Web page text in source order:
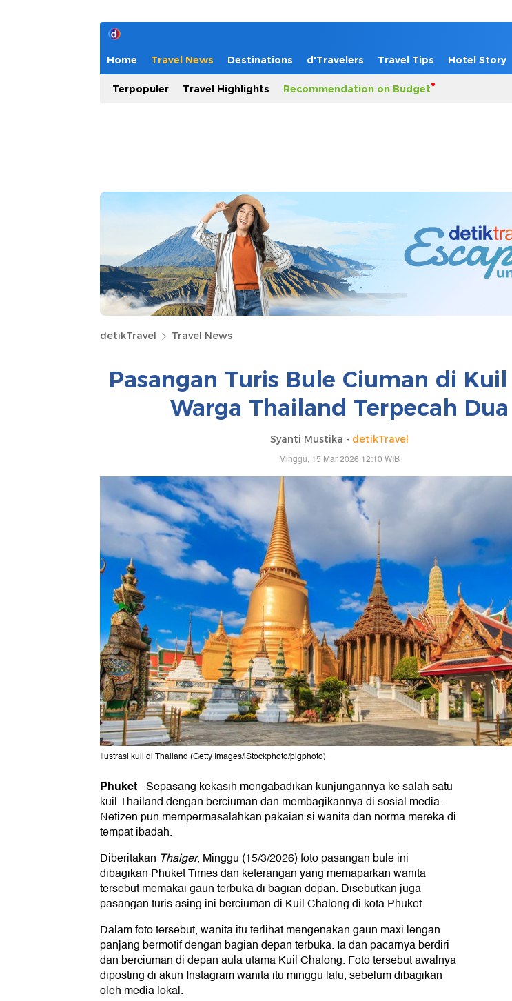
Home Travel News Destinations d'Travelers Travel Tips Hotel Story
Terpopuler Travel Highlights Recommendation on Budget
detikTravel Travel News
Pasangan Turis Bule Ciuman di
Warga Thailand Terpecah Dua
Syanti Mustika - detikTravel
Minggu, 15 Mar 2026 12:10 WIB
Ilustrasi kuil di Thailand (Getty Images/iStockphoto/pigphoto)
Phuket-Sepasang kekasih mengabadikan kunjungannya ke salah satu
kuil Thailand dengan berciuman dan membagikannya di sosial media.
Netizen pun mempermasalahkan pakaian si wanita dan norma mereka di
tempat ibadah.
Diberitakan Thaiger, Minggu (15/3/2026) foto pasangan bule ini
dibagikan Phuket Times dan keterangan yang memaparkan wanita
tersebut memakai gaun terbuka di bagian depan. Disebutkan juga
pasangan turis asing ini berciuman di Kuil Chalong di kota Phuket.
Dalam foto tersebut, wanita itu terlihat mengenakan gaun maxi lengan
panjang bermotif dengan bagian depan terbuka. Ia dan pacarnya berdiri
dan berciuman di depan aula utama Kuil Chalong. Foto tersebut awalnya
diposting di akun Instagram wanita itu minggu lalu, sebelum dibagikan
oleh media lokal.